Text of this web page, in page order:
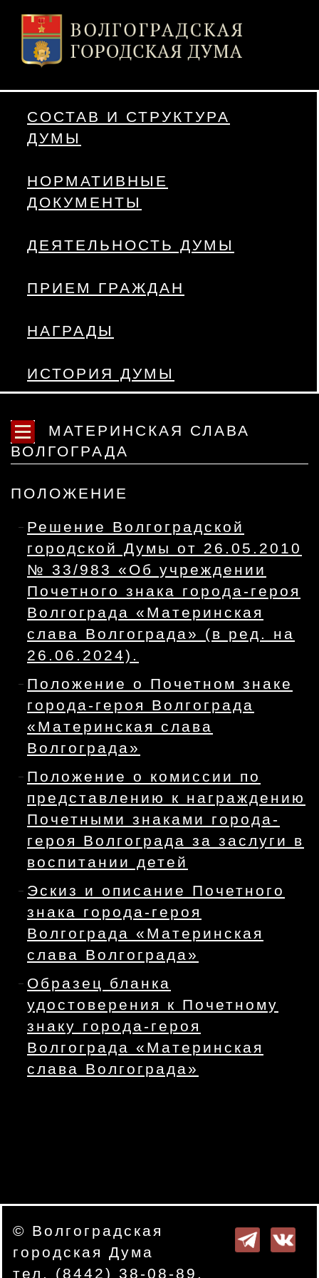
СОСТАВ И СТРУКТУРА
ДУМЫ
НОРМАТИВНЫЕ
ДОКУМЕНТЫ
ДЕЯТЕЛЬНОСТЬ ДУМЫ
ПРИЕМ ГРАЖДАН
НАГРАДЫ
ИСТОРИЯ ДУМЫ
МАТЕРИНСКАЯ СЛАВА
ВОЛГОГРАДА
ПОЛОЖЕНИЕ
Решение Волгоградской
городской Думы от 26.05.2010
№ 33/983 «Об учреждении
Почетного знака города-героя
Волгограда «Материнская
слава Волгограда» (в ред. на
26.06.2024).
Положение о Почетном знаке
города-героя Волгограда
«Материнская слава
Волгограда»
Положение о комиссии по
представлению к награждению
Почетными знаками города-
героя Волгограда за заслуги в
воспитании детей
Эскиз и описание Почетного
знака города-героя
Волгограда «Материнская
слава Волгограда»
Образец бланка
удостоверения к Почетному
знаку города-героя
Волгограда «Материнская
слава Волгограда»
© Волгоградская
городская Дума
тел. (8442) 38-08-89.